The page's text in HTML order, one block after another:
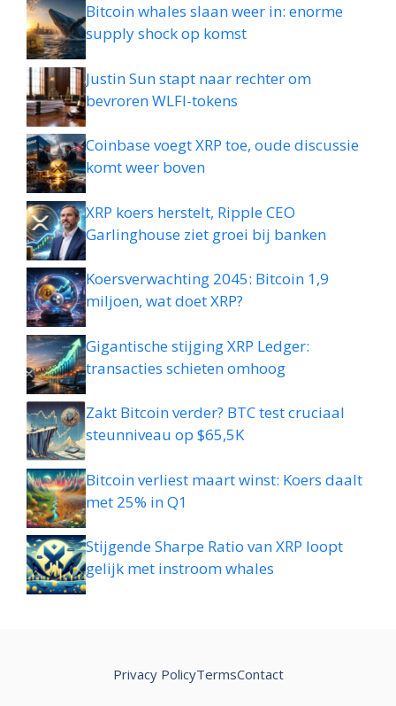
Bitcoin whales slaan weer in: enorme
supply shock op komst
Justin Sun stapt naar rechter om
bevroren WLFI-tokens
Coinbase voegt XRP toe, oude discussie
komt weer boven
XRP koers herstelt, Ripple CEO
Garlinghouse ziet groei bij banken
Koersverwachting 2045: Bitcoin 1,9
miljoen, wat doet XRP?
Gigantische stijging XRP Ledger:
transacties schieten omhoog
Zakt Bitcoin verder? BTC test cruciaal
steunniveau op $65,5K
Bitcoin verliest maart winst: Koers daalt
met 25% in Q1
Stijgende Sharpe Ratio van XRP loopt
gelijk met instroom whales
Privacy PolicyTermsContact